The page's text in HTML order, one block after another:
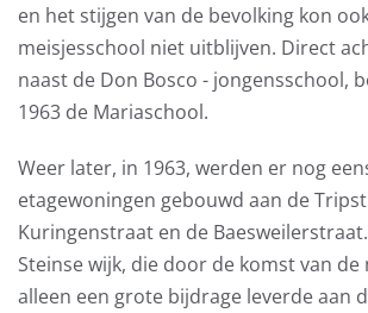
en het stijgen van de bevolking kon
meisjesschool niet uitblijven. Direct
naast de Don Bosco - jongensschool,
1963 de Mariaschool.
Weer later, in 1963, werden er nog
etagewoningen gebouwd aan de
Kuringenstraat en de
Steinse wijk, die door de komst van
alleen een grote bijdrage leverde aan